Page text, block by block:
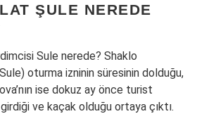
ŞULE NEREDE
Sule nerede? Shaklo
oturma izninin süresinin dolduğu,
ise dokuz ay önce turist
ve kaçak olduğu ortaya çıktı.